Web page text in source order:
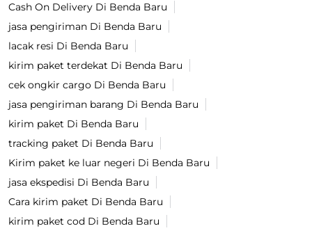
Cash On Delivery Di Benda Baru
jasa pengiriman Di Benda Baru
lacak resi Di Benda Baru
kirim paket terdekat Di Benda Baru
cek ongkir cargo Di Benda Baru
jasa pengiriman barang Di Benda Baru
kirim paket Di Benda Baru
tracking paket Di Benda Baru
Kirim paket ke luar negeri Di Benda Baru
jasa ekspedisi Di Benda Baru
Cara kirim paket Di Benda Baru
kirim paket cod Di Benda Baru